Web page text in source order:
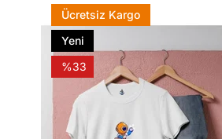
Ücretsiz Kargo
Yeni
Ürün
%33